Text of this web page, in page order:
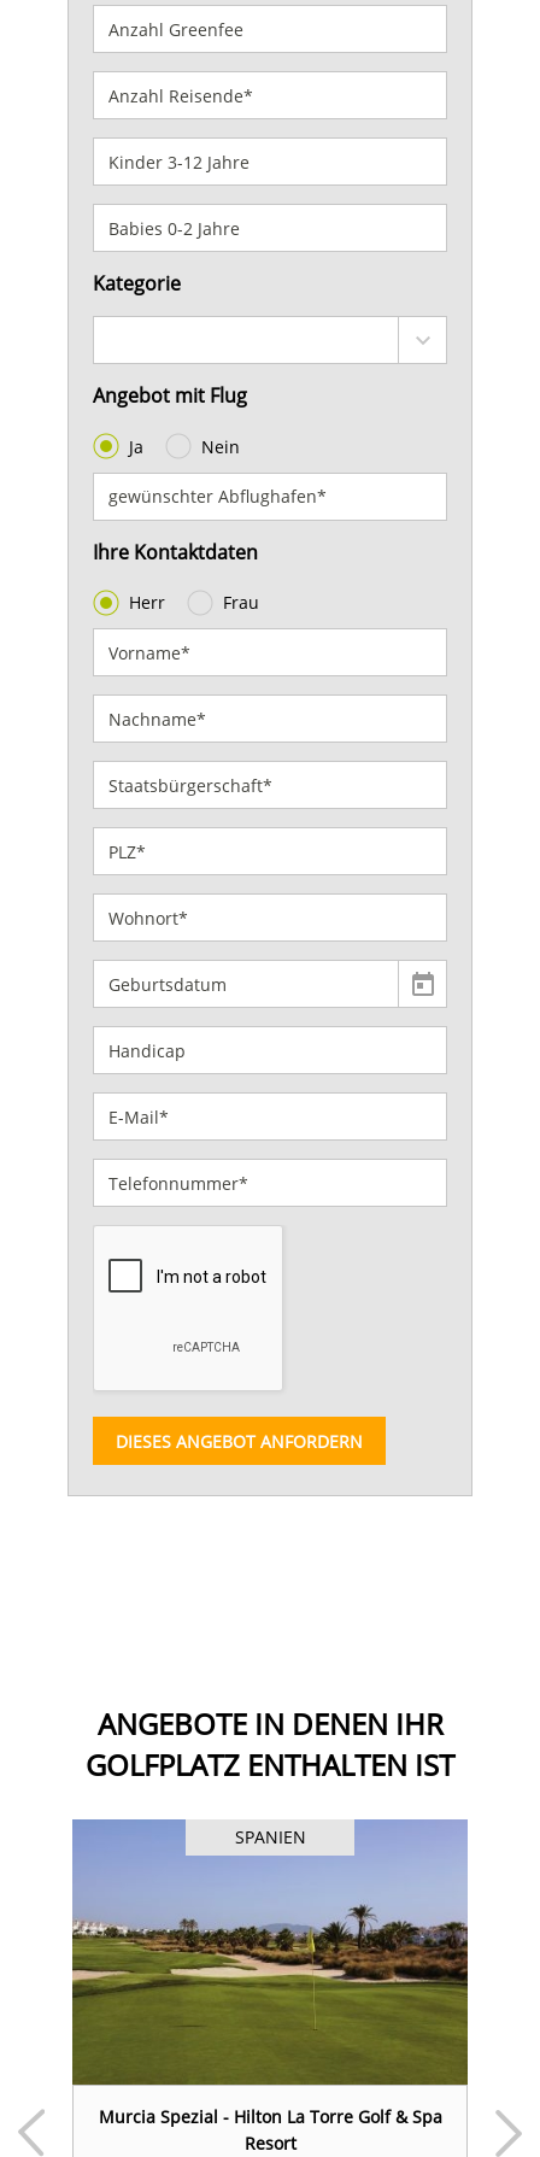
Kategorie
Angebot mit Flug
Ja Nein
Ihre Kontaktdaten
Herr Frau
DIESES ANGEBOT ANFORDERN
ANGEBOTE IN DENEN IHR
GOLFPLATZ ENTHALTEN IST
SPANIEN
Murcia Spezial - Hilton La Torre Golf & Spa
Resort